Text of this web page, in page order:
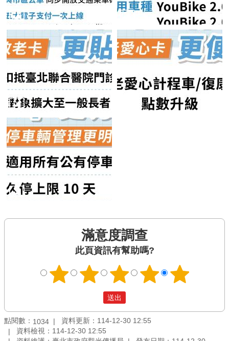
滿意度調查
此頁資訊有幫助嗎?
點閱數： 1034
資料更新：114-12-30 12:55
資料檢視：114-12-30 12:55